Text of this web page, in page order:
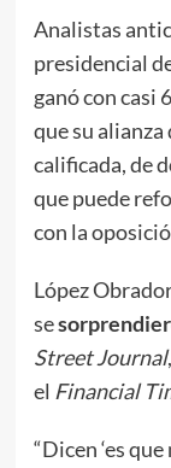
Analistas
presidencial
ganó con casi
que su
calificada, de
que puede
con la
López
se
Street Journal,
el Financial
“Dicen ‘es